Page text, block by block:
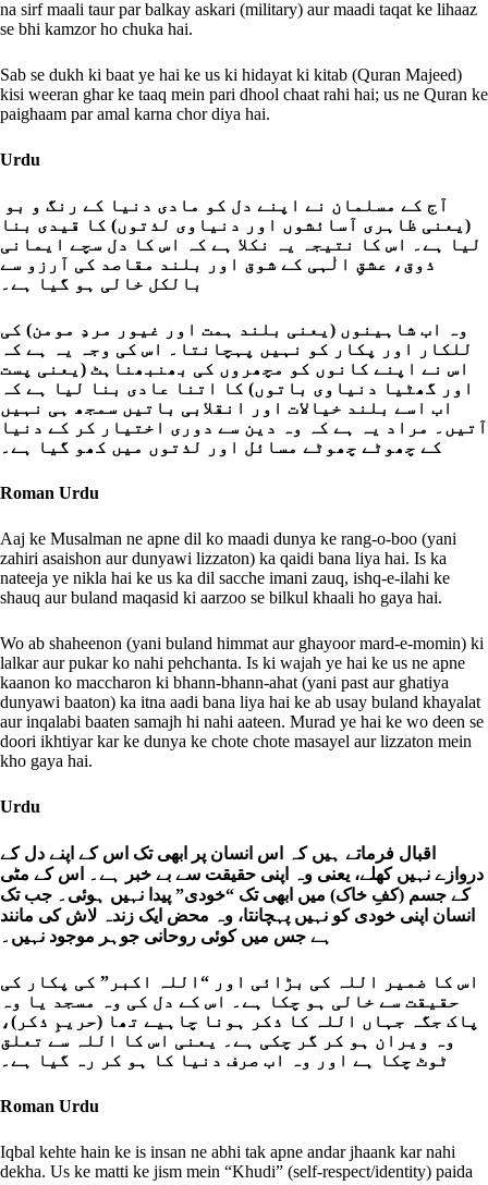
na sirf maali taur par balkay askari (military) aur maadi taqat ke lihaaz
se bhi kamzor ho chuka hai.
Sab se dukh ki baat ye hai ke us ki hidayat ki kitab (Quran Majeed)
kisi weeran ghar ke taaq mein pari dhool chaat rahi hai; us ne Quran ke
paighaam par amal karna chor diya hai.
Urdu
(یعنی ظاہری آسائشوں اور دنیاوی لذتوں) کا قیدی بنا
لیا ہے۔ اس کا نتیجہ یہ نکلا ہے کہ اس کا دل سچے ایمانی
ذوق، عشقِ الٰہی کے شوق اور بلند مقاصد کی آرزو سے
بالکل خالی ہو گیا ہے۔
وہ اب شاہینوں (یعنی بلند ہمت اور غیور مردِ مومن) کی
للکار اور پکار کو نہیں پہچانتا۔ اس کی وجہ یہ ہے کہ
اس نے اپنے کانوں کو مچھروں کی بھنبھناہٹ (یعنی پست
اور گھٹیا دنیاوی باتوں) کا اتنا عادی بنا لیا ہے کہ
اب اسے بلند خیالات اور انقلابی باتیں سمجھ ہی نہیں
آتیں۔ مراد یہ ہے کہ وہ دین سے دوری اختیار کر کے دنیا
کے چھوٹے چھوٹے مسائل اور لذتوں میں کھو گیا ہے۔
Roman Urdu
Aaj ke Musalman ne apne dil ko maadi dunya ke rang-o-boo (yani
zahiri asaishon aur dunyawi lizzaton) ka qaidi bana liya hai. Is ka
nateeja ye nikla hai ke us ka dil sacche imani zauq, ishq-e-ilahi ke
shauq aur buland maqasid ki aarzoo se bilkul khaali ho gaya hai.
Wo ab shaheenon (yani buland himmat aur ghayoor mard-e-momin) ki
lalkar aur pukar ko nahi pehchanta. Is ki wajah ye hai ke us ne apne
kaanon ko maccharon ki bhann-bhann-ahat (yani past aur ghatiya
dunyawi baaton) ka itna aadi bana liya hai ke ab usay buland khayalat
aur inqalabi baaten samajh hi nahi aateen. Murad ye hai ke wo deen se
doori ikhtiyar kar ke dunya ke chote chote masayel aur lizzaton mein
kho gaya hai.
Urdu
اقبال فرماتے ہیں کہ اس انسان پر ابھی تک اس کے اپنے دل کے
دروازے نہیں کھلے، یعنی وہ اپنی حقیقت سے بے خبر ہے۔ اس کے مٹی
کے جسم (کفِ خاک) میں ابھی تک “خودی” پیدا نہیں ہوئی۔ جب تک
انسان اپنی خودی کو نہیں پہچانتا، وہ محض ایک زندہ لاش کی مانند
ہے جس میں کوئی روحانی جوہر موجود نہیں۔
اس کا ضمیر اللہ کی بڑائی اور “اللہ اکبر” کی پکار کی
حقیقت سے خالی ہو چکا ہے۔ اس کے دل کی وہ مسجد یا وہ
پاک جگہ جہاں اللہ کا ذکر ہونا چاہیے تھا (حریمِ ذکر)،
وہ ویران ہو کر گر چکی ہے۔ یعنی اس کا اللہ سے تعلق
ٹوٹ چکا ہے اور وہ اب صرف دنیا کا ہو کر رہ گیا ہے۔
Roman Urdu
Iqbal kehte hain ke is insan ne abhi tak apne andar jhaank kar nahi
dekha. Us ke matti ke jism mein “Khudi” (self-respect/identity) paida